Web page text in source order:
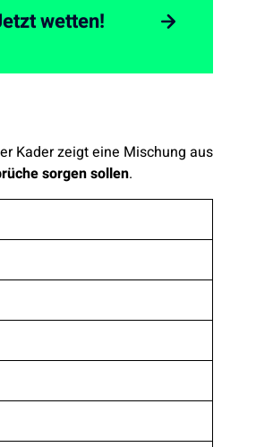
wetten!
Kader zeigt eine Mischung aus
sorgen sollen.